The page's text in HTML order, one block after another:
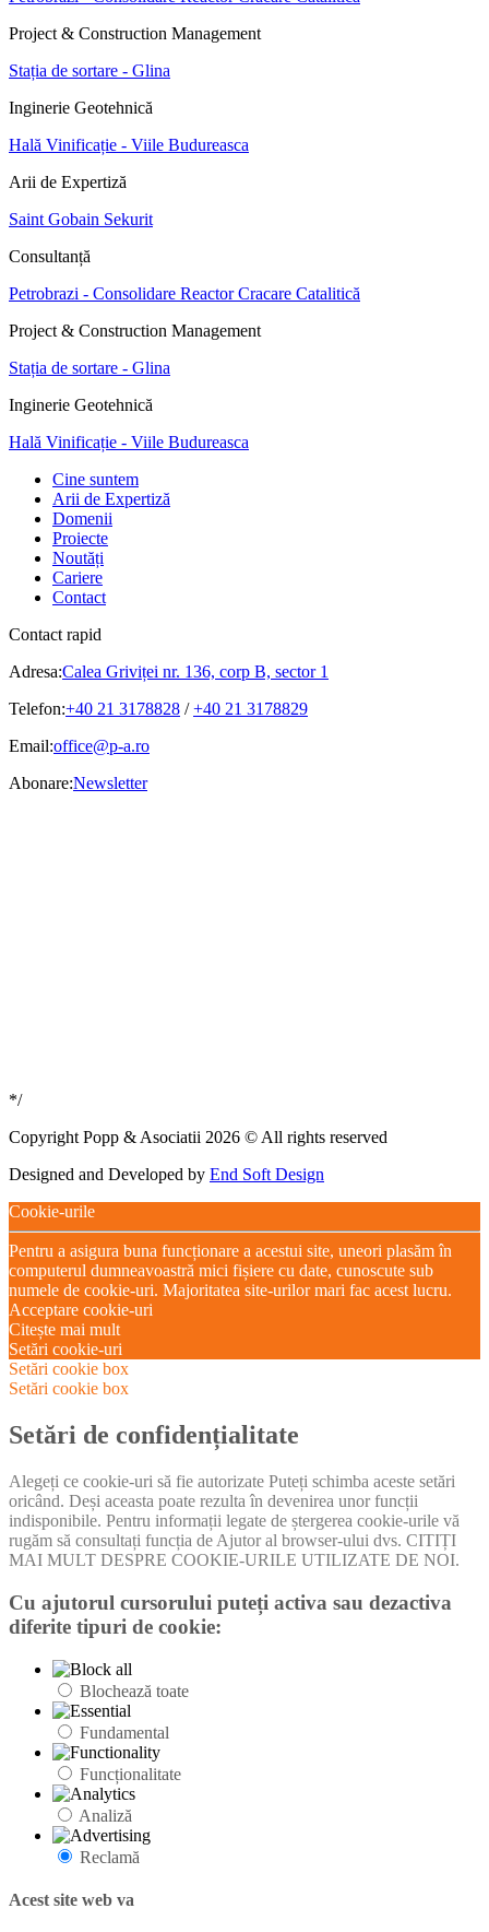
Project & Construction Management
Stația de sortare - Glina
Inginerie Geotehnică
Hală Vinificație - Viile Budureasca
Arii de Expertiză
Saint Gobain Sekurit
Consultanță
Petrobrazi - Consolidare Reactor Cracare Catalitică
Project & Construction Management
Stația de sortare - Glina
Inginerie Geotehnică
Hală Vinificație - Viile Budureasca
Cine suntem
Arii de Expertiză
Domenii
Proiecte
Noutăți
Cariere
Contact
Contact rapid
Adresa:Calea Griviței nr. 136, corp B, sector 1
Telefon:+40 21 3178828 /+40 21 3178829
Email:office@p-a.ro
Abonare:Newsletter
*/
Copyright Popp & Asociatii 2026 © All rights reserved
Designed and Developed by End Soft Design
Cookie-urile
Pentru a asigura buna funcționare a acestui site, uneori plasăm în
computerul dumneavoastră mici fișiere cu date, cunoscute sub
numele de cookie-uri. Majoritatea site-urilor mari fac acest lucru.
Acceptare cookie-uri
Citește mai mult
Setări cookie-uri
Setări cookie box
Setări cookie box
Setări de confidențialitate
Alegeți ce cookie-uri să fie autorizate Puteți schimba aceste setări
oricând. Deși aceasta poate rezulta în devenirea unor funcții
indisponibile. Pentru informații legate de ștergerea cookie-urile vă
rugăm să consultați funcția de Ajutor al browser-ului dvs. CITIȚI
MAI MULT DESPRE COOKIE-URILE UTILIZATE DE NOI.
Cu ajutorul cursorului puteți activa sau dezactiva
diferite tipuri de cookie:
Blochează toate
Fundamental
Funcționalitate
Analiză
Reclamă
Acest site web va